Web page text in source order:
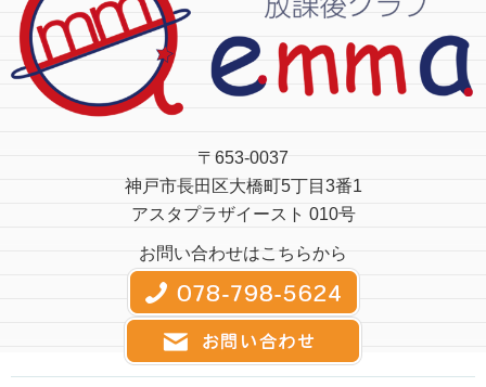
〒653-0037
神戸市長田区大橋町5丁目3番1
アスタプラザイースト 010号
お問い合わせはこちらから